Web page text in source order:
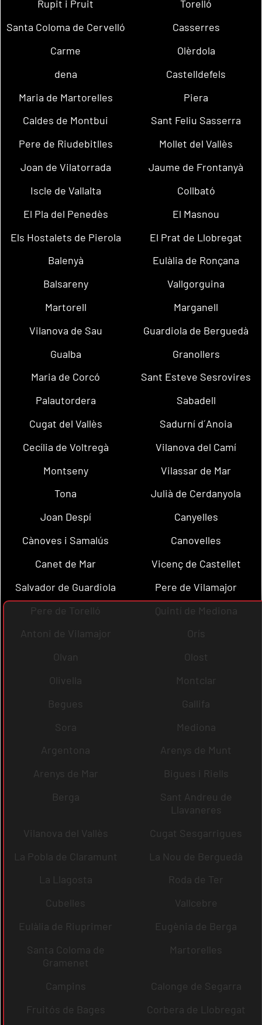
Rupit i Pruit
Torelló
Santa Coloma de Cervelló
Casserres
Carme
Olèrdola
dena
Castelldefels
Maria de Martorelles
Piera
Caldes de Montbui
Sant Feliu Sasserra
Pere de Riudebitlles
Mollet del Vallès
Joan de Vilatorrada
Jaume de Frontanyà
Iscle de Vallalta
Collbató
El Pla del Penedès
El Masnou
Els Hostalets de Pierola
El Prat de Llobregat
Balenyà
Eulàlia de Ronçana
Balsareny
Vallgorguina
Martorell
Marganell
Vilanova de Sau
Guardiola de Berguedà
Gualba
Granollers
Maria de Corcó
Sant Esteve Sesrovires
Palautordera
Sabadell
Cugat del Vallès
Sadurní d´Anoia
Cecília de Voltregà
Vilanova del Camí
Montseny
Vilassar de Mar
Tona
Julià de Cerdanyola
Joan Despí
Canyelles
Cànoves i Samalús
Canovelles
Canet de Mar
Vicenç de Castellet
Salvador de Guardiola
Pere de Vilamajor
Pere de Torelló
Quintí de Mediona
Antoni de Vilamajor
Orís
Olvan
Olost
Olivella
Montclar
Begues
Gallifa
Sora
Mediona
Argentona
Arenys de Munt
Arenys de Mar
Bigues i Riells
Berga
Sant Andreu de
Llavaneres
Vilanova del Vallès
Cugat Sesgarrigues
La Pobla de Claramunt
La Nou de Berguedà
La Llagosta
Roda de Ter
Cubelles
Vallcebre
Eulàlia de Riuprimer
Eugènia de Berga
Santa Coloma de
Gramenet
Martorelles
Campins
Calonge de Segarra
Fruitós de Bages
Corbera de Llobregat